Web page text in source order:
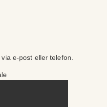
via e-post eller telefon.